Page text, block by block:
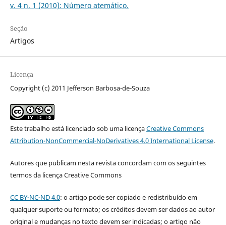
v. 4 n. 1 (2010): Número atemático.
Seção
Artigos
Licença
Copyright (c) 2011 Jefferson Barbosa-de-Souza
Este trabalho está licenciado sob uma licençaCreative Commons
Attribution-NonCommercial-NoDerivatives 4.0 International License.
Autores que publicam nesta revista concordam com os seguintes
termos da licença Creative Commons
CC BY-NC-ND 4.0: o artigo pode ser copiado e redistribuído em
qualquer suporte ou formato; os créditos devem ser dados ao autor
original e mudanças no texto devem ser indicadas; o artigo não